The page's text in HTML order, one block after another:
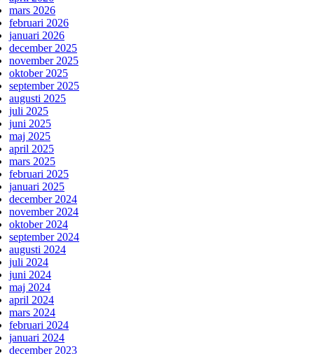
mars 2026
februari 2026
januari 2026
december 2025
november 2025
oktober 2025
september 2025
augusti 2025
juli 2025
juni 2025
maj 2025
april 2025
mars 2025
februari 2025
januari 2025
december 2024
november 2024
oktober 2024
september 2024
augusti 2024
juli 2024
juni 2024
maj 2024
april 2024
mars 2024
februari 2024
januari 2024
december 2023